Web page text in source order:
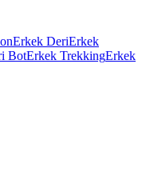
Erkek DeriErkek
BotErkek TrekkingErkek